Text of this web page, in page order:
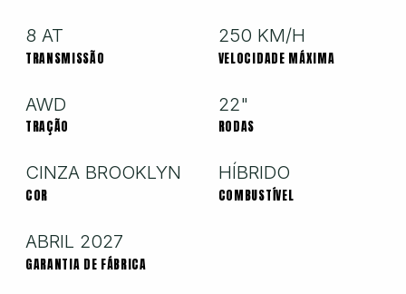
8 AT
TRANSMISSÃO
250 KM/H
VELOCIDADE MÁXIMA
AWD
TRAÇÃO
22"
RODAS
CINZA BROOKLYN
COR
HÍBRIDO
COMBUSTÍVEL
ABRIL 2027
GARANTIA DE FÁBRICA